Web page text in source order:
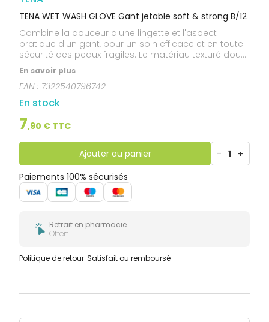
TENA WET WASH GLOVE Gant jetable soft & strong B/12
Combine la douceur d'une lingette et l'aspect
pratique d'un gant, pour un soin efficace et en toute
sécurité des peaux fragiles. Le matériau texturé doux
et épais allie la douceur d'un tissu à la commodité
d'un gant jetable pour prendre efficacement soin
des peaux matures délicates en combinaison avec
Tena Wash Cream ou Wash Mousse. Soins de la
peau multi-usages : Offre une prise en main ferme,
idéale pour le lavage du corps entier au lit. Doux et
pratique : Ce gant doux, mais néanmoins
extrêmement résistant, vous permet de laver
facilement et rapidement la peau délicate de votre
proche. Nettoyage hygiénique : Elimine le risque
d'infection croisée associé aux serviettes
réutilisables. Facile à utiliser : A la fois faciles et
rapides à utiliser, les gants Tena Wash Gloves
jetables sont fournis dans une boîte pratique.
En savoir plus
EAN : 7322540796742
En stock
7,90 € TTC
Ajouter au panier - 1 +
Paiements 100% sécurisés
Retrait en pharmacie
Offert
Politique de retour Satisfait ou remboursé